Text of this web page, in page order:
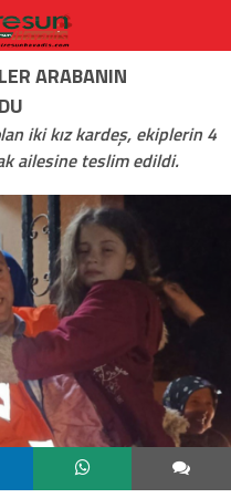
ARABANIN
iki kız kardeş, ekiplerin 4
ailesine teslim edildi.